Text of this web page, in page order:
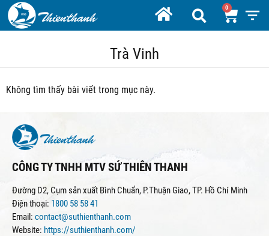
Trà Vinh
Không tìm thấy bài viết trong mục này.
CÔNG TY TNHH MTV SỨ THIÊN THANH
Đường D2, Cụm sản xuất Bình Chuẩn, P.Thuận Giao, TP. Hồ Chí Minh
Điện thoại: 1800 58 58 41
Email: contact@suthienthanh.com
Website: https://suthienthanh.com/